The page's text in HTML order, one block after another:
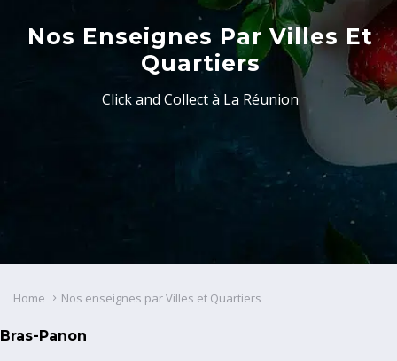
Nos Enseignes Par Villes Et
Quartiers
Click and Collect à La Réunion
Home Nos enseignes par Villes et Quartiers
Bras-Panon